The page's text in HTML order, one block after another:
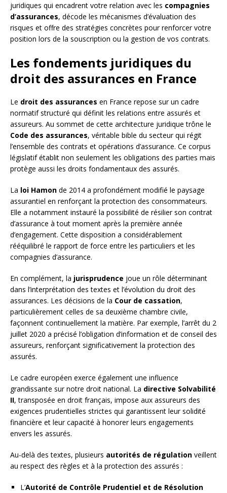
juridiques qui encadrent votre relation avec les compagnies
d’assurances, décode les mécanismes d’évaluation des
risques et offre des stratégies concrètes pour renforcer votre
position lors de la souscription ou la gestion de vos contrats.
Les fondements juridiques du
droit des assurances en France
Le droit des assurances en France repose sur un cadre
normatif structuré qui définit les relations entre assurés et
assureurs. Au sommet de cette architecture juridique trône le
Code des assurances, véritable bible du secteur qui régit
l’ensemble des contrats et opérations d’assurance. Ce corpus
législatif établit non seulement les obligations des parties mais
protège aussi les droits fondamentaux des assurés.
La loi Hamon de 2014 a profondément modifié le paysage
assurantiel en renforçant la protection des consommateurs.
Elle a notamment instauré la possibilité de résilier son contrat
d’assurance à tout moment après la première année
d’engagement. Cette disposition a considérablement
rééquilibré le rapport de force entre les particuliers et les
compagnies d’assurance.
En complément, la jurisprudence joue un rôle déterminant
dans l’interprétation des textes et l’évolution du droit des
assurances. Les décisions de la Cour de cassation,
particulièrement celles de sa deuxième chambre civile,
façonnent continuellement la matière. Par exemple, l’arrêt du 2
juillet 2020 a précisé l’obligation d’information et de conseil des
assureurs, renforçant significativement la protection des
assurés.
Le cadre européen exerce également une influence
grandissante sur notre droit national. La directive Solvabilité
II, transposée en droit français, impose aux assureurs des
exigences prudentielles strictes qui garantissent leur solidité
financière et leur capacité à honorer leurs engagements
envers les assurés.
Au-delà des textes, plusieurs autorités de régulation veillent
au respect des règles et à la protection des assurés :
L’Autorité de Contrôle Prudentiel et de Résolution